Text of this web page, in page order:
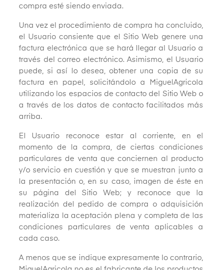
compra esté siendo enviada.
Una vez el procedimiento de compra ha concluido,
el Usuario consiente que el Sitio Web genere una
factura electrónica que se hará llegar al Usuario a
través del correo electrónico. Asimismo, el Usuario
puede, si así lo desea, obtener una copia de su
factura en papel, solicitándolo a MiguelAgricola
utilizando los espacios de contacto del Sitio Web o
a través de los datos de contacto facilitados más
arriba.
El Usuario reconoce estar al corriente, en el
momento de la compra, de ciertas condiciones
particulares de venta que conciernen al producto
y/o servicio en cuestión y que se muestran junto a
la presentación o, en su caso, imagen de éste en
su página del Sitio Web; y reconoce que la
realización del pedido de compra o adquisición
materializa la aceptación plena y completa de las
condiciones particulares de venta aplicables a
cada caso.
A menos que se indique expresamente lo contrario,